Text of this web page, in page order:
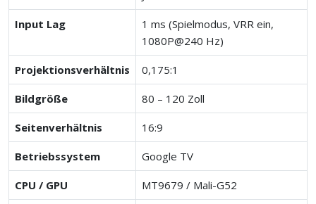
Input Lag
1 ms (Spielmodus, VRR ein,
1080P@240 Hz)
Projektionsverhältnis 0,175:1
Bildgröße 80 – 120 Zoll
Seitenverhältnis 16:9
Betriebssystem Google TV
CPU / GPU MT9679 / Mali-G52